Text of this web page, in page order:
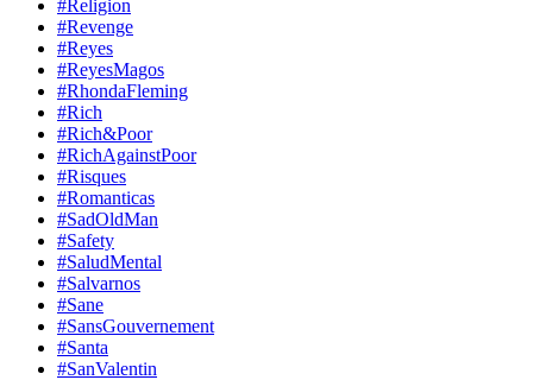
#Religion
#Revenge
#Reyes
#ReyesMagos
#RhondaFleming
#Rich
#Rich&Poor
#RichAgainstPoor
#Risques
#Romanticas
#SadOldMan
#Safety
#SaludMental
#Salvarnos
#Sane
#SansGouvernement
#Santa
#SanValentin